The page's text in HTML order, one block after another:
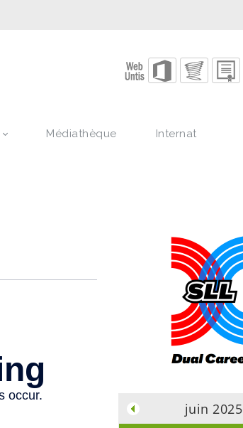
Médiathèque Internat
juin 2025